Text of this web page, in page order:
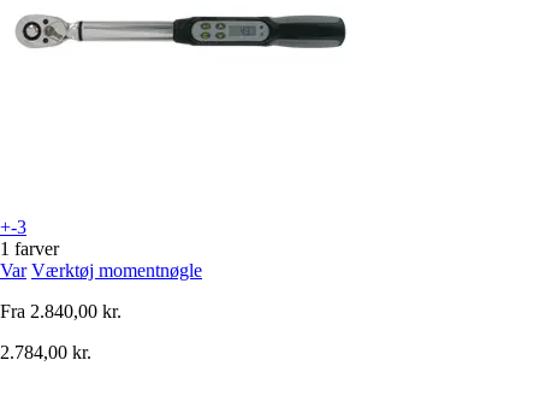
+-3
1 farver
Var Værktøj momentnøgle
Fra 2.840,00 kr.
2.784,00 kr.